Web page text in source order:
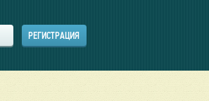
РЕГИСТРАЦИЯ